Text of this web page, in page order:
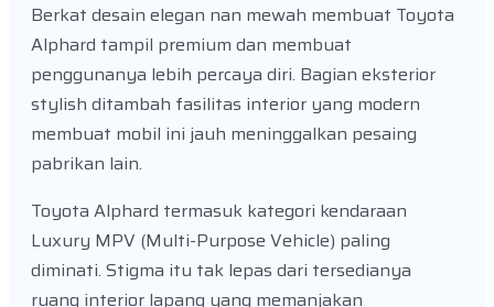
Berkat desain elegan nan mewah membuat Toyota
Alphard tampil premium dan membuat
penggunanya lebih percaya diri. Bagian eksterior
stylish ditambah fasilitas interior yang modern
membuat mobil ini jauh meninggalkan pesaing
pabrikan lain.
Toyota Alphard termasuk kategori kendaraan
Luxury MPV (Multi-Purpose Vehicle) paling
diminati. Stigma itu tak lepas dari tersedianya
ruang interior lapang yang memanjakan